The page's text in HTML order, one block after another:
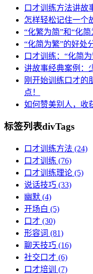
口才训练方法讲故
怎样轻松记住一个
“化繁为简”和“化简
“化简为繁”的好处
口才训练：“化简
讲故事经典案例：
刚开始训练口才的
点！
如何赞美别人，收
标签列表divTags
口才训练方法 (24)
口才训练 (76)
口才训练理论 (5)
说话技巧 (33)
幽默 (4)
开场白 (5)
口才 (30)
形容词 (81)
聊天技巧 (16)
社交口才 (6)
口才培训
(7)